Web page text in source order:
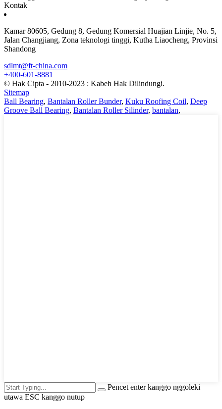
Kontak
Kamar 80605, Gedung 8, Gedung Komersial Huajian Linjie, No. 5,
Jalan Changjiang, Zona teknologi tinggi, Kutha Liaocheng, Provinsi
Shandong
sdlmt@ft-china.com
+400-601-8881
© Hak Cipta - 2010-2023 : Kabeh Hak Dilindungi.
Sitemap
Ball Bearing, Bantalan Roller Bunder, Kuku Roofing Coil, Deep
Groove Ball Bearing, Bantalan Roller Silinder, bantalan,
Pencet enter kanggo nggoleki
utawa ESC kanggo nutup